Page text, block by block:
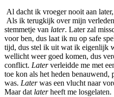
Al dacht ik vroeger nooit aan later,
Als ik terugkijk over mijn
stemmetje van later. Later zal
voor ben, dus laat ik nu op safe
tijd, dus stel ik uit wat ik eigenlijk
wellicht weer goed komen, dus
conflict. Laterverleidde me met
toe kon als het heden
was. Laterwas een vlucht naar
Maar dat laterheeft me losgelaten.